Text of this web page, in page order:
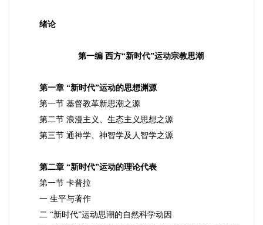
绪论
第一编 西方“新时代”运动宗教思潮
第一章 “新时代”运动的思想渊源
第一节 基督教革新思潮之源
第二节 浪漫主义、生态主义思想之源
第三节 通神学、神智学及人智学之源
第二章 “新时代”运动的理论代表
第一节 卡普拉
一 生平与著作
二 “新时代”运动思潮的自然科学动因